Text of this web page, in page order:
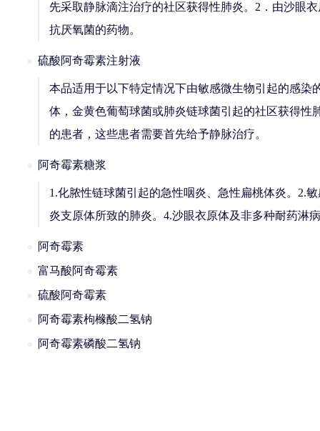
先采取静脉滴注治疗的社区获得性肺炎。2．由沙眼
抗厌氧菌的药物。
硫酸阿奇霉素注射液
本品适用于以下特定情况下由敏感微生物引起的感
体，金黄色葡萄球菌或肺炎链球菌引起的社区获得
的患者，这些患者需要首先给予静脉治疗。
阿奇霉素糖浆
1.化脓性链球菌引起的急性咽炎、急性扁桃体炎。2.
炎支原体所致的肺炎。4.沙眼衣原体及非多种耐药淋
阿奇霉素
富马酸阿奇霉素
硫酸阿奇霉素
阿奇霉素枸橼酸二氢钠
阿奇霉素磷酸二氢钠